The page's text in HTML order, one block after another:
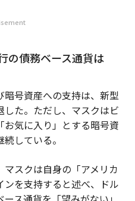
の債務ベース通貨は
号資産への支持は、新型
た。ただし、マスクはビ
お気に入り」とする暗号資
している。
スクは自身の「アメリカ
を支持すると述べ、ドル